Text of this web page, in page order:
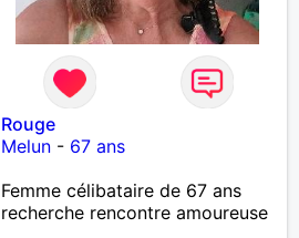
Rouge
Melun- 67 ans
Femme célibataire de 67 ans
recherche rencontre amoureuse